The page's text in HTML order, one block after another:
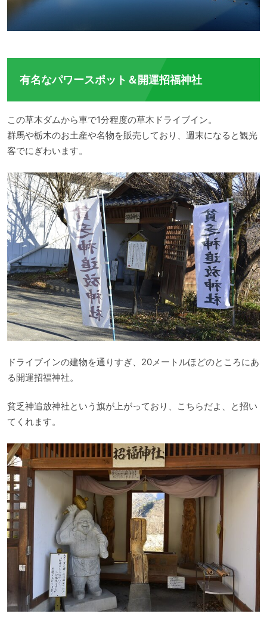
有名なパワースポット＆開運招福神社
この草木ダムから車で1分程度の草木ドライブイン。
群馬や栃木のお土産や名物を販売しており、週末になると観光
客でにぎわいます。
ドライブインの建物を通りすぎ、20メートルほどのところにあ
る開運招福神社。
貧乏神追放神社という旗が上がっており、こちらだよ、と招い
てくれます。